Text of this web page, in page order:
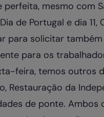
mesmo com
de Portugal e dia 11,
para solicitar
para os
feira, temos outros
Restauração da
de ponte.